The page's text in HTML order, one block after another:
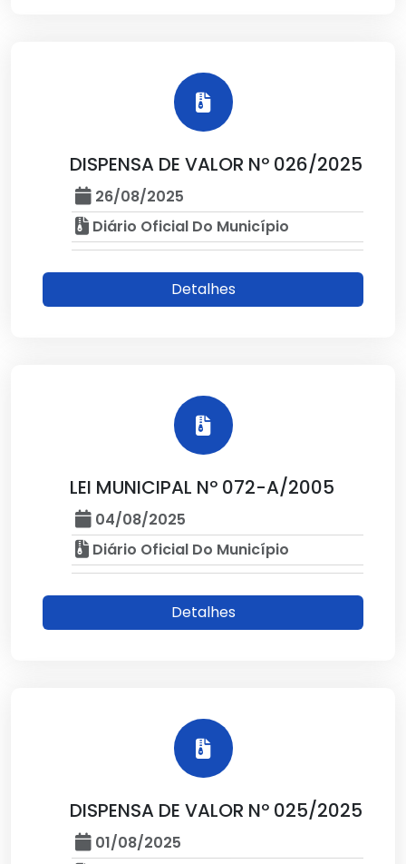
DISPENSA DE VALOR Nº 026/2025
26/08/2025
Diário Oficial Do Município
Detalhes
LEI MUNICIPAL Nº 072-A/2005
04/08/2025
Diário Oficial Do Município
Detalhes
DISPENSA DE VALOR Nº 025/2025
01/08/2025